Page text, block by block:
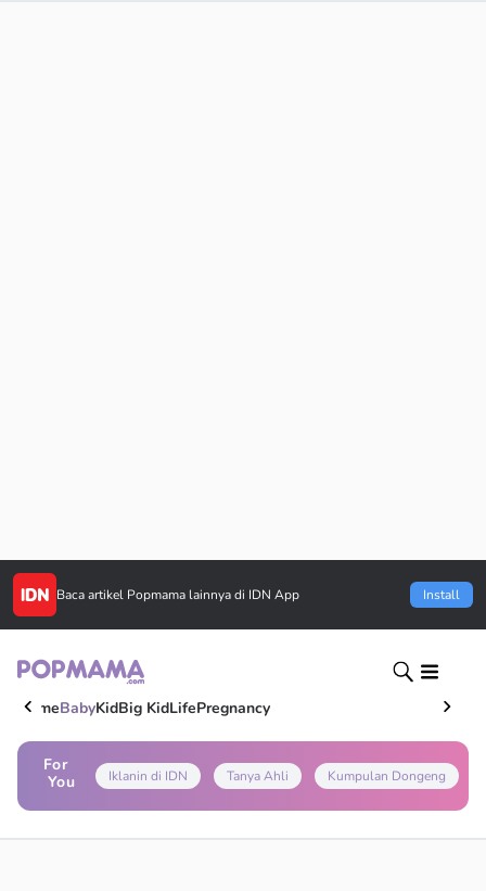
Baca artikel Popmama lainnya di IDN App Install
HomeBabyKidBig KidLifePregnancy
For
You
Iklanin di IDN Tanya Ahli Kumpulan Dongeng